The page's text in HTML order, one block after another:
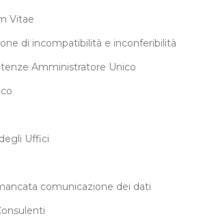
Vitae
di incompatibilità e inconferibilità
Amministratore Unico
Uffici
comunicazione dei dati